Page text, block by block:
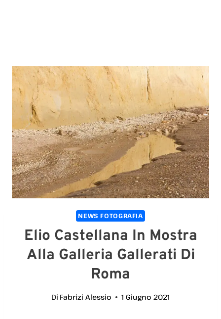
NEWS FOTOGRAFIA
Elio Castellana In Mostra
Alla Galleria Gallerati Di
Roma
Di Fabrizi Alessio 1 Giugno 2021